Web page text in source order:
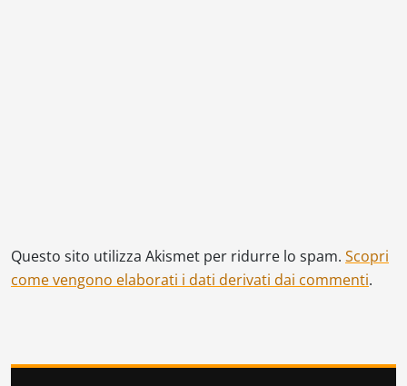
Questo sito utilizza Akismet per ridurre lo spam. Scopri
come vengono elaborati i dati derivati dai commenti.